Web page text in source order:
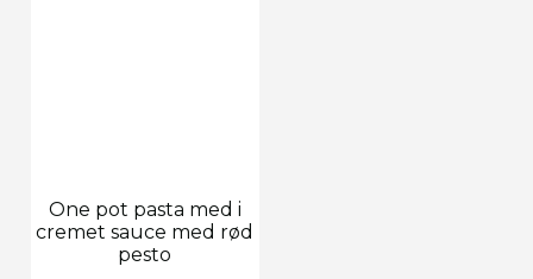
One pot pasta med i
cremet sauce med rød
pesto